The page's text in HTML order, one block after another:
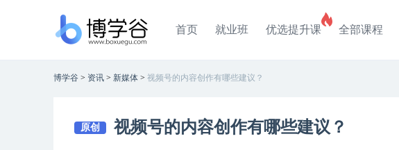
首页 就业班 优选提升课 全部课程
博学谷 > 资讯 > 新媒体 > 视频号的内容创作有哪些建议？
原创 视频号的内容创作有哪些建议？